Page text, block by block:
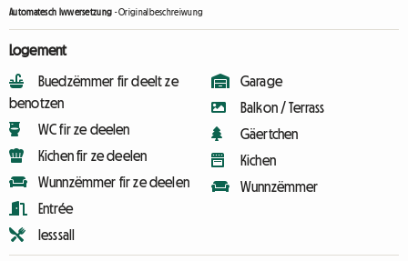
Automatesch Iwwersetzung -Originalbeschreiwung
Logement
Buedzëmmer fir deelt ze
benotzen
WC fir ze deelen
Kichen fir ze deelen
Wunnzëmmer fir ze deelen
Entrée
Iesssall
Garage
Balkon / Terrass
Gäertchen
Kichen
Wunnzëmmer